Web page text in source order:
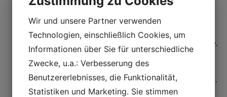
Rhaco Grit P1000
Kaufen
Wir und unsere Partner verwenden
Technologien, einschließlich Cookies, um
Informationen über Sie für unterschiedliche
Zwecke, u.a.: Verbesserung des
Benutzererlebnisses, die Funktionalität,
Statistiken und Marketing. Sie stimmen